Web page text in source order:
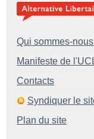
Qui sommes-
Manifeste de
Contacts
Syndiquer le
Plan du site